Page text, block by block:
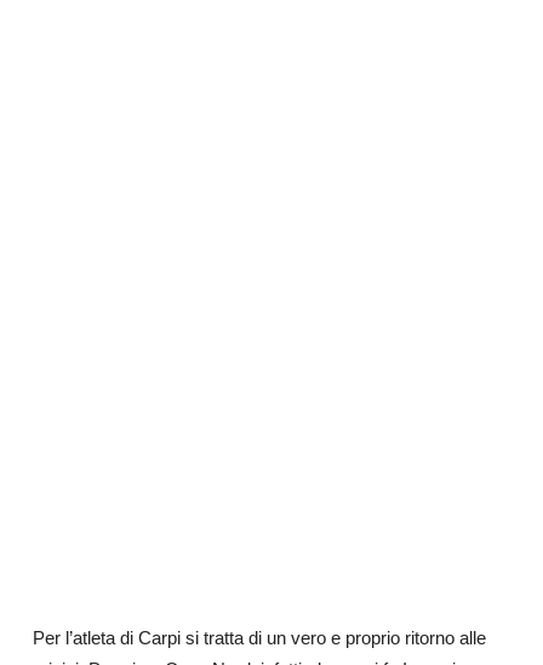
Per l’atleta di Carpi si tratta di un vero e proprio ritorno alle